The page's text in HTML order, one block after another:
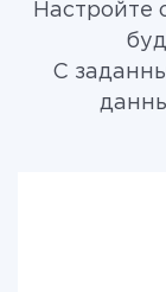
Настройте
С